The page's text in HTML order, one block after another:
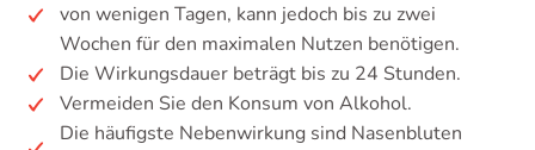
von wenigen Tagen, kann jedoch bis zu zwei
Wochen für den maximalen Nutzen benötigen.
Die Wirkungsdauer beträgt bis zu 24 Stunden.
Vermeiden Sie den Konsum von Alkohol.
Die häufigste Nebenwirkung sind Nasenbluten